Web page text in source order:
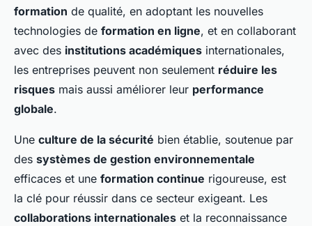
formation de qualité, en adoptant les nouvelles
technologies de formation en ligne, et en collaborant
avec des institutions académiques internationales,
les entreprises peuvent non seulement réduire les
risques mais aussi améliorer leur performance
globale.
Une culture de la sécurité bien établie, soutenue par
des systèmes de gestion environnementale
efficaces et une formation continue rigoureuse, est
la clé pour réussir dans ce secteur exigeant. Les
collaborations internationales et la reconnaissance